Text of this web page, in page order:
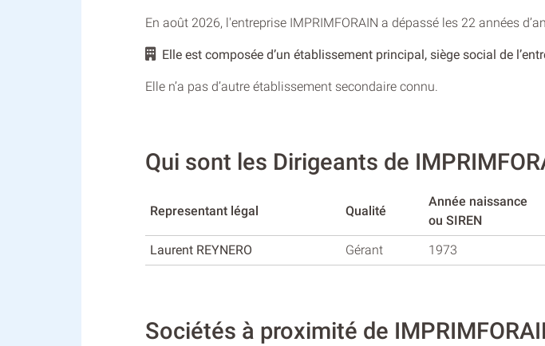
En août 2026, l'entreprise IMPRIMFORAIN a dépassé les 22 années
Elle est composée d’un établissement principal, siège social de
Elle n’a pas d’autre établissement secondaire connu.
Qui sont les Dirigeants de
Representant légal Qualité
Année naissance
ou SIREN
Laurent REYNERO Gérant 1973
Sociétés à proximité de